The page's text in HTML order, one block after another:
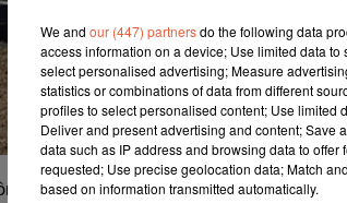
s'engagent pour la sécurité routière
We and our (447) partnersdo the following data
access information on a device; Use limited data
select personalised advertising; Measure
statistics or combinations of data from different
profiles to select personalised content; Use limited
Deliver and present advertising and content; Save
data such as IP address and browsing data to
requested; Use precise geolocation data; Match
based on information transmitted automatically.